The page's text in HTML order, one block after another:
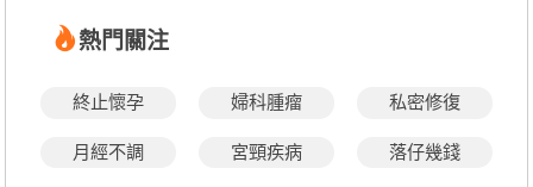
熱門關注
終止懷孕 婦科腫瘤 私密修復
月經不調 宮頸疾病 落仔幾錢